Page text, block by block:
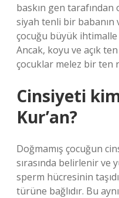
baskın gen
siyah tenli bir
çocuğu büyük
Ancak, koyu ve açık
çocuklar melez bir ten
Cinsiyeti
Kur’an?
Doğmamış çocuğun
sırasında belirlenir ve
sperm hücresinin
türüne bağlıdır. Bu